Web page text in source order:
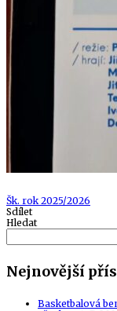
Tags
Šk. rok 2025/2026
Sdílet
Hledat
Nejnovější
Basketbalová